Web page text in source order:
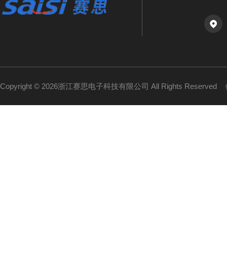
Copyright © 2026浙江赛思电子科技有限公司 All Rights Reserved